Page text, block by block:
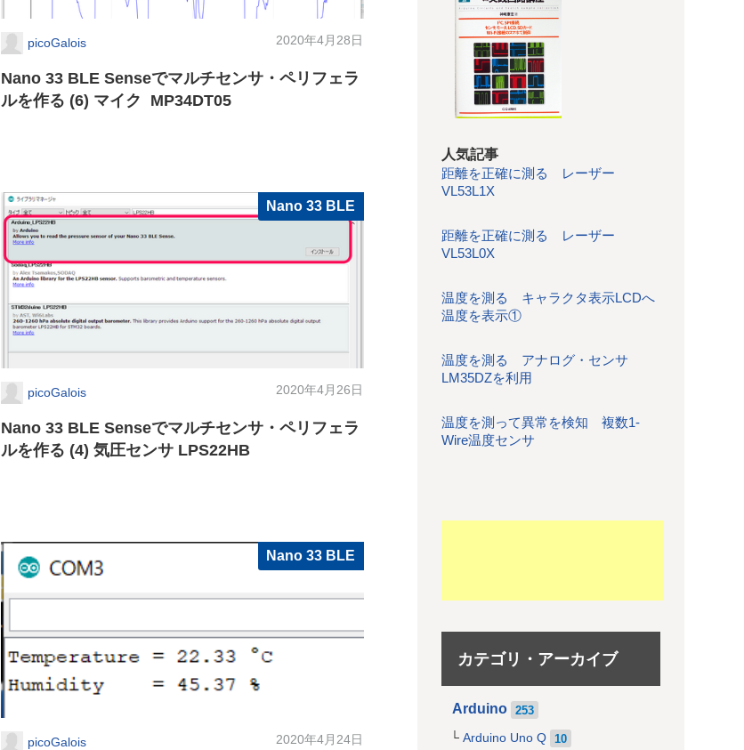
picoGalois 2020年4月28日
Nano 33 BLE Senseでマルチセンサ・ペリフェラ
ルを作る (6) マイク MP34DT05
Nano 33 BLE
picoGalois 2020年4月26日
Nano 33 BLE Senseでマルチセンサ・ペリフェラ
ルを作る (4) 気圧センサ LPS22HB
Nano 33 BLE
picoGalois 2020年4月24日
人気記事
距離を正確に測る レーザー
VL53L1X
距離を正確に測る レーザー
VL53L0X
温度を測る キャラクタ表示LCDへ
温度を表示①
温度を測る アナログ・センサ
LM35DZを利用
温度を測って異常を検知 複数1-
Wire温度センサ
カテゴリ・アーカイブ
Arduino 253
Arduino Uno Q 10